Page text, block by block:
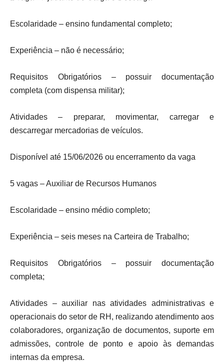
Escolaridade – ensino fundamental completo;
Experiência – não é necessário;
Requisitos Obrigatórios – possuir documentação
completa (com dispensa militar);
Atividades – preparar, movimentar, carregar e
descarregar mercadorias de veículos.
Disponível até 15/06/2026 ou encerramento da vaga
5 vagas – Auxiliar de Recursos Humanos
Escolaridade – ensino médio completo;
Experiência – seis meses na Carteira de Trabalho;
Requisitos Obrigatórios – possuir documentação
completa;
Atividades – auxiliar nas atividades administrativas e
operacionais do setor de RH, realizando atendimento aos
colaboradores, organização de documentos, suporte em
admissões, controle de ponto e apoio às demandas
internas da empresa.